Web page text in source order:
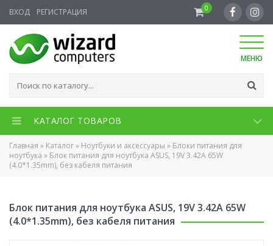
ВХОД РЕГИСТРАЦИЯ 0
МЕНЮ
КАТАЛОГ ТОВАРОВ
Главная » Каталог» Ноутбуки и аксессуары » Блоки питания для
ноутбука » Блок питания для ноутбука ASUS, 19V 3.42A 65W
(4.0*1.35mm), без кабеля питания
Блок питания для ноутбука ASUS, 19V 3.42A 65W
(4.0*1.35mm), без кабеля питания